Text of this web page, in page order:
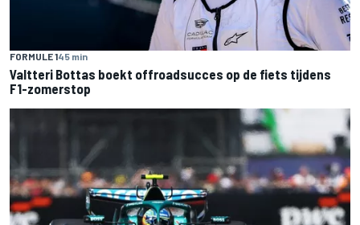
FORMULE 145 min
Valtteri Bottas boekt offroadsucces op de fiets tijdens
F1-zomerstop